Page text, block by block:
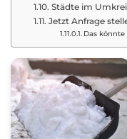
Städte im
Jetzt Anfrage
Das könnte